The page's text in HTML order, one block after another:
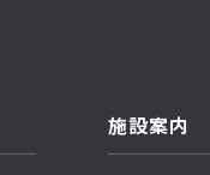
施設案内